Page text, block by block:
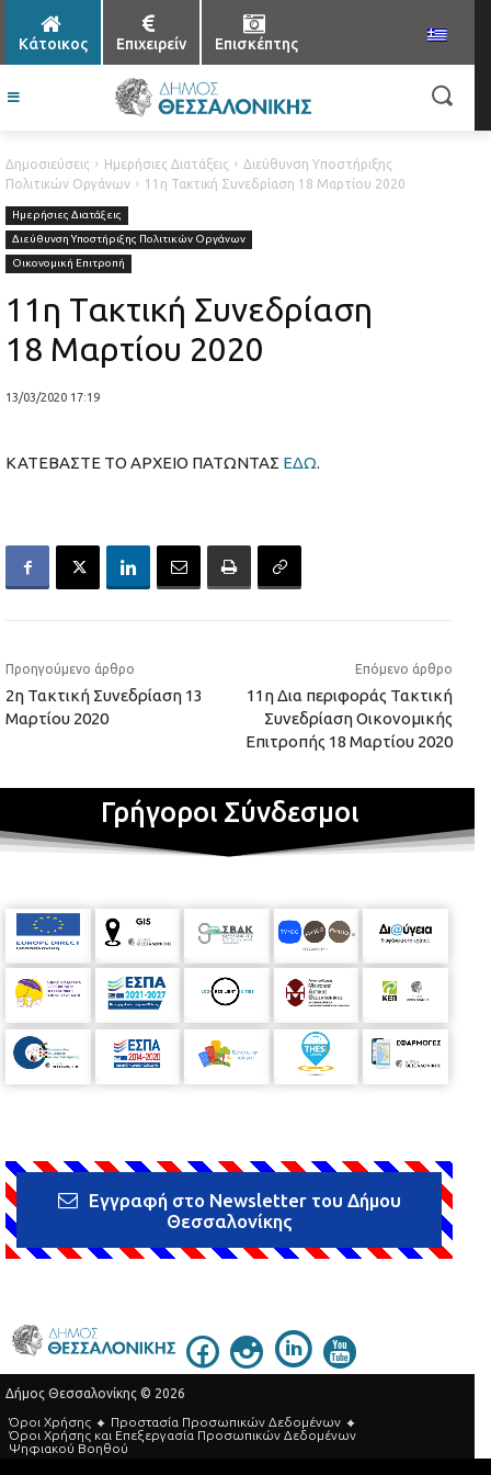
Κάτοικος Επιχειρείν Επισκέπτης
Δημοσιεύσεις Ημερήσιες Διατάξεις
Διεύθυνση Υποστήριξης
Πολιτικών Οργάνων
11η Τακτική Συνεδρίαση 18 Μαρτίου 2020
Ημερήσιες Διατάξεις
Διεύθυνση Υποστήριξης Πολιτικών Οργάνων
Οικονομική Επιτροπή
11η Τακτική Συνεδρίαση
18 Μαρτίου 2020
13/03/2020 17:19
ΚΑΤΕΒΑΣΤΕ ΤΟ ΑΡΧΕΙΟ ΠΑΤΩΝΤΑΣ ΕΔΩ.
Προηγούμενο άρθρο
2η Τακτική Συνεδρίαση 13
Μαρτίου 2020
Επόμενο άρθρο
11η Δια περιφοράς Τακτική
Συνεδρίαση Οικονομικής
Επιτροπής 18 Μαρτίου 2020
Γρήγοροι Σύνδεσμοι
Εγγραφή στο Newsletter του Δήμου
Θεσσαλονίκης
Δήμος Θεσσαλονίκης © 2026
Όροι Χρήσης
Προστασία Προσωπικών Δεδομένων
Όροι Xρήσης και Eπεξεργασία Προσωπικών Δεδομένων
Ψηφιακού Βοηθού